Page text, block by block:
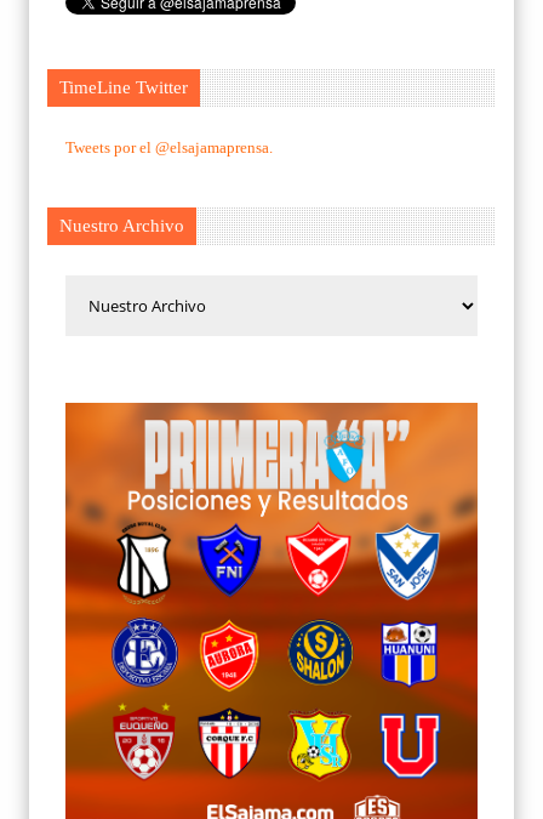
TimeLine Twitter
Tweets por el @elsajamaprensa.
Nuestro Archivo